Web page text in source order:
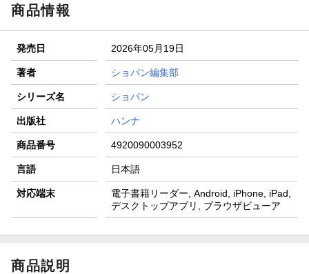
商品情報
発売日 2026年05月19日
著者 ショパン編集部
シリーズ名 ショパン
出版社 ハンナ
商品番号 4920090003952
言語 日本語
対応端末
電子書籍リーダー, Android, iPhone, iPad,
デスクトップアプリ, ブラウザビューア
商品説明